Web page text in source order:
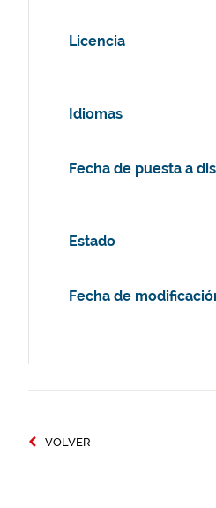
Licencia
Idiomas
Fecha de puesta a
Estado
Fecha de
VOLVER